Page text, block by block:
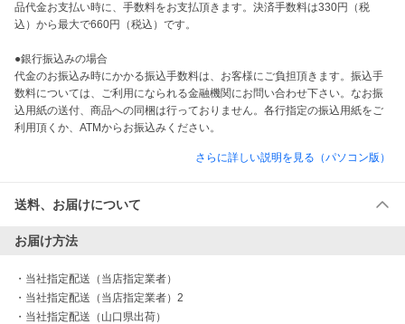
品代金お支払い時に、手数料をお支払頂きます。決済手数料は330円（税
込）から最大で660円（税込）です。
●銀行振込みの場合
代金のお振込み時にかかる振込手数料は、お客様にご負担頂きます。振込手
数料については、ご利用になられる金融機関にお問い合わせ下さい。なお振
込用紙の送付、商品への同梱は行っておりません。各行指定の振込用紙をご
さらに詳しい説明を見る（パソコン版）
送料、お届けについて
お届け方法
・ 当社指定配送（当店指定業者）
・ 当社指定配送（当店指定業者）2
・ 当社指定配送（山口県出荷）